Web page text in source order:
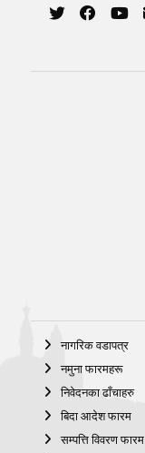
नागरिक वडापत्र
नमुना फारमहरू
निवेदनका ढाँचाहरु
बिदा आदेश फारम
सम्पत्ति विवरण फारम